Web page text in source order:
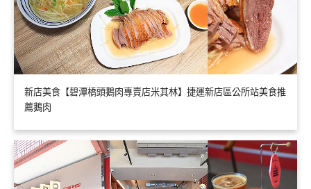
新店美食【碧潭橋頭鵝肉專賣店米其林】捷運新店區公所站美食推
薦鵝肉